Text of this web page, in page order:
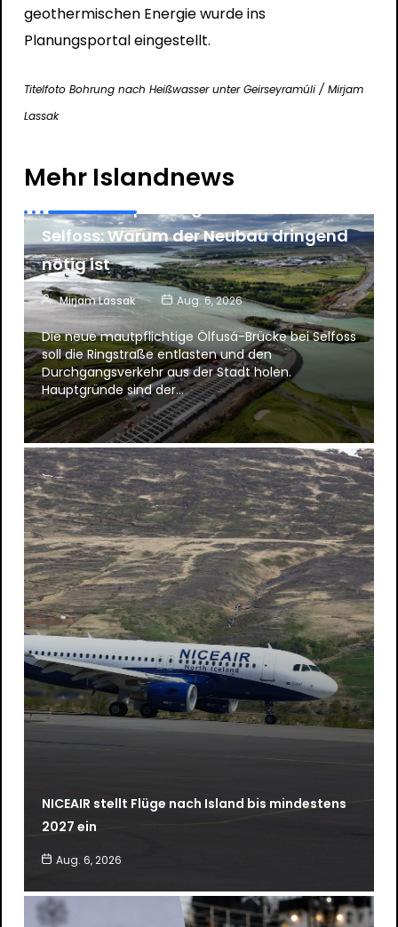
geothermischen Energie wurde ins
Planungsportal eingestellt.
Titelfoto Bohrung nach Heißwasser unter Geirseyramúli / Mirjam
Lassak
Mehr Islandnews
News
Neue mautpflichtige Ölfusá-Brücke in
Selfoss: Warum der Neubau dringend
nötig ist
Mirjam Lassak Aug. 6, 2026
Die neue mautpflichtige Ölfusá-Brücke bei Selfoss
soll die Ringstraße entlasten und den
Durchgangsverkehr aus der Stadt holen.
Hauptgründe sind der…
NICEAIR stellt Flüge nach Island bis mindestens
2027 ein
Aug. 6, 2026